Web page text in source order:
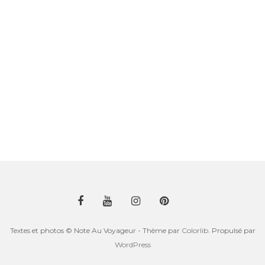
Textes et photos © Note Au Voyageur - Thème par Colorlib. Propulsé par
WordPress